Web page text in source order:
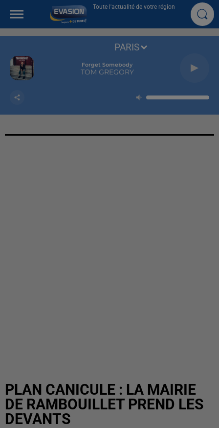
Toute l'actualité de votre région
Forget Somebody
TOM GREGORY
PARIS
PLAN CANICULE : LA MAIRIE
DE RAMBOUILLET PREND LES
DEVANTS